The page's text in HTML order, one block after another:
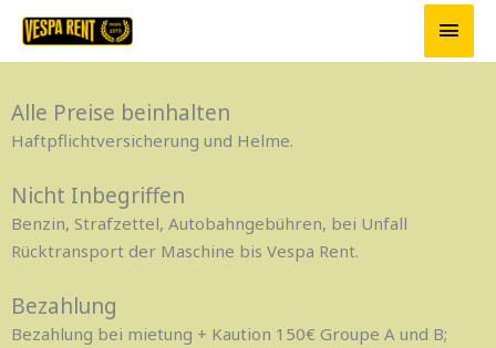
Zum
Inhalt
springen
Alle Preise beinhalten
Haftpflichtversicherung und Helme.
Nicht Inbegriffen
Benzin, Strafzettel, Autobahngebühren, bei Unfall
Rücktransport der Maschine bis Vespa Rent.
Bezahlung
Bezahlung bei mietung + Kaution 150€ Groupe A und B;